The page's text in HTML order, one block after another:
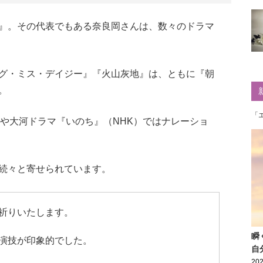
。その代表でもある奈良岡さんは、数々のドラマ
・ミス・デイジー』『火山灰地』は、ともに『朝
大河ドラマ『いのち』（NHK）ではナレーショ
々と寄せられています。
りいたします。
技が印象的でした。
瞬
自